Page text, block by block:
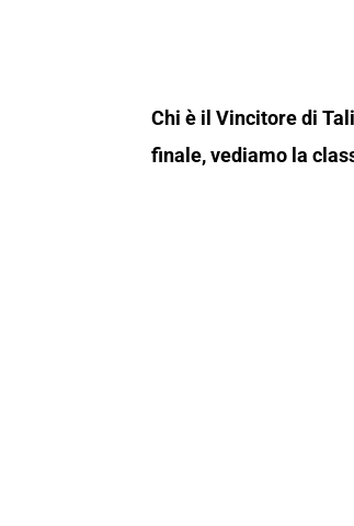
Chi è il Vincitore di
finale, vediamo la